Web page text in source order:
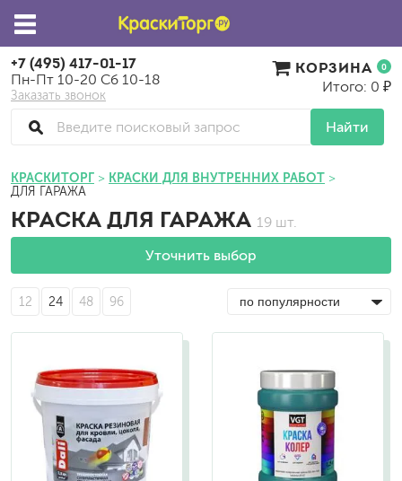
+7 (495) 417-01-17
Пн-Пт 10-20 Сб 10-18
Заказать звонок
Найти
КОРЗИНА 0
Итого: 0 ₽
КРАСКИТОРГ КРАСКИ ДЛЯ ВНУТРЕННИХ РАБОТ
ДЛЯ ГАРАЖА
КРАСКА ДЛЯ ГАРАЖА 19 шт.
Уточнить выбор
12 24 48 96